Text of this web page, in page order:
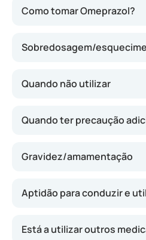
Como tomar Omeprazol?
Sobredosagem/
Quando não utilizar
Quando ter precaução
Gravidez/amamentação
Aptidão para conduzir e
Está a utilizar outros